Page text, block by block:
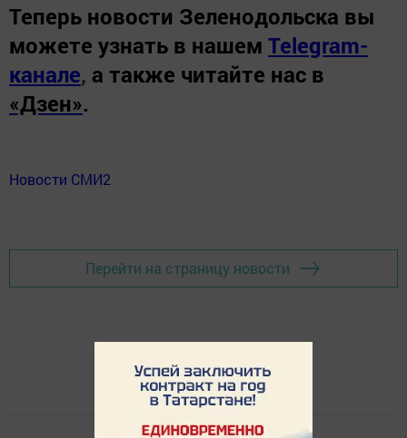
Теперь новости Зеленодольска вы
можете узнать в нашем Telegram-
канале, а также читайте нас в
«Дзен».
Новости СМИ2
Перейти на страницу новости